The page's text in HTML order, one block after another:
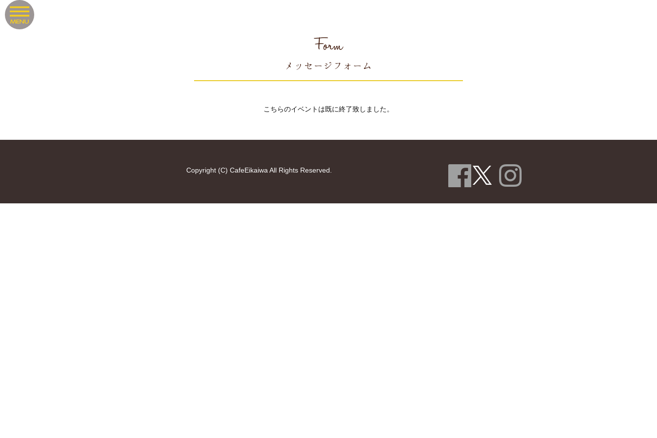
Form
メッセージフォーム
こちらのイベントは既に終了致しました。
Copyright (C) CafeEikaiwa All Rights Reserved.